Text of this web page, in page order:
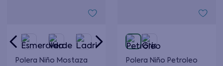
Polera Niño Mostaza Polera Niño Petroleo